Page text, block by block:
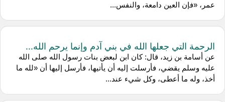
عمر، «فإن العين دامعة، والنفس...
الرحمة التي جعلها الله في بني آدم وإنما يرحم الله...
عن أسامة بن زيد، قال: كان ابن لبعض بنات رسول الله صلى الله
عليه وسلم يقضي، فأرسلت إليه أن يأتيها، فأرسل إليها أن «لله ما
أخذ، وله ما أعطى، وكل شيء عند...